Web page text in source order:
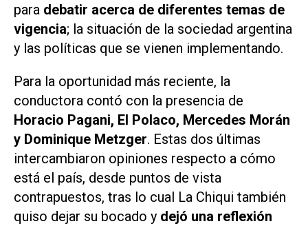
para debatir acerca de diferentes temas de
vigencia; la situación de la sociedad argentina
y las políticas que se vienen implementando.
Para la oportunidad más reciente, la
conductora contó con la presencia de
Horacio Pagani, El Polaco, Mercedes Morán
y Dominique Metzger. Estas dos últimas
intercambiaron opiniones respecto a cómo
está el país, desde puntos de vista
contrapuestos, tras lo cual La Chiqui también
quiso dejar su bocado y dejó una reflexión